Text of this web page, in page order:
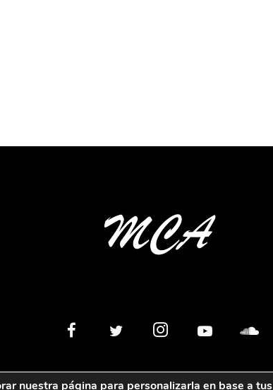
nuestra página para personalizarla en base a tus